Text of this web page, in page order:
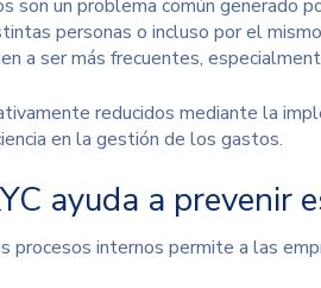
son un problema común generado
personas o incluso por el
a ser más frecuentes,
reducidos mediante la
en la gestión de los gastos.
ayuda a prevenir
procesos internos permite a las